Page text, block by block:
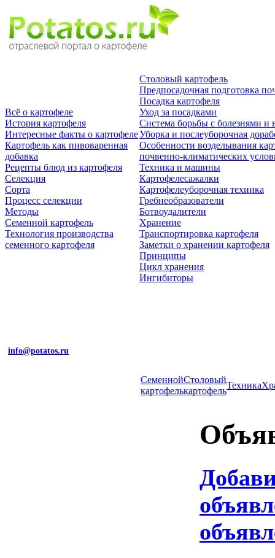
Всё о картофеле
История картофеля
Интересные факты о картофеле
Картофель как пивоваренная
добавка
Рецепты блюд из картофеля
Селекция
Сорта
Процесс селекции
Методы
Семенной картофель
Технология производства
семенного картофеля
Столовый картофель
Предпосадочная подготовка
Посадка картофеля
Уход за посадками
Система борьбы с болезнями и
Уборка и послеуборочная
Особенности возделывания
почвенно-климатических
Техника и машины
Картофелесажалки
Картофелеуборочная техника
Гребнеобразователи
Ботвоудалители
Хранение
Транспортировка картофеля
Заметки о хранении картофеля
Принципы
Цикл хранения
Ингибиторы
info@potatos.ru
Cеменной
картофель
Столовый
картофель
Техника